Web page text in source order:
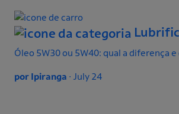
Óleo 5W30 ou 5W40: qual a diferença e
por Ipiranga ∙ July 24